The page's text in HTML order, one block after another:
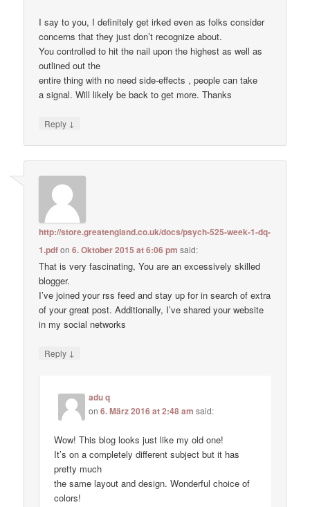
I say to you, I definitely get irked even as folks consider
concerns that they just don’t recognize about.
You controlled to hit the nail upon the highest as well as
outlined out the
entire thing with no need side-effects , people can take
a signal. Will likely be back to get more. Thanks
Reply ↓
http://store.greatengland.co.uk/docs/psych-525-week-1-dq-
1.pdfon6. Oktober 2015 at 6:06 pm said:
That is very fascinating, You are an excessively skilled
blogger.
I’ve joined your rss feed and stay up for in search of extra
of your great post. Additionally, I’ve shared your website
in my social networks
Reply ↓
adu q
on6. März 2016 at 2:48 am said:
Wow! This blog looks just like my old one!
It’s on a completely different subject but it has
pretty much
the same layout and design. Wonderful choice of
colors!